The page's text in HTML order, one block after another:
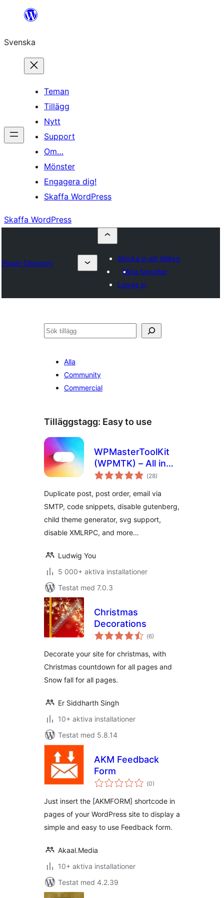
Hoppa
innehåll
Svenska
Teman
Tillägg
Nytt
Support
Om…
Mönster
Engagera dig!
Skaffa WordPress
Skaffa WordPress
Plugin Directory
Skicka in ett tillägg
Mina favoriter
Logga in
Sök
Alla
Community
Commercial
Tilläggstagg: Easy to use
WPMasterToolKit
(WPMTK) – All in
one plugin
(Totalt
antal
28)
Duplicate post, post order, email via
SMTP, code snippets, disable gutenberg,
child theme generator, svg support,
disable XMLRPC, and more…
Ludwig You
5 000+ aktiva installationer
Testat med 7.0.3
Christmas
Decorations
(Totalt
antal
6)
Decorate your site for christmas, with
Christmas countdown for all pages and
Snow fall for all pages.
Er Siddharth Singh
10+ aktiva installationer
Testat med 5.8.14
AKM Feedback
Form
(Totalt
antal
0)
Just insert the [AKMFORM] shortcode in
pages of your WordPress site to display a
simple and easy to use Feedback form.
Akaal.Media
10+ aktiva installationer
Testat med 4.2.39